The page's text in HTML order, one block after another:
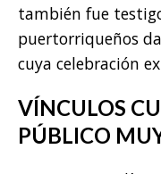
también fue
puertorriqueños
cuya celebración
VÍNCULOS
PÚBLICO